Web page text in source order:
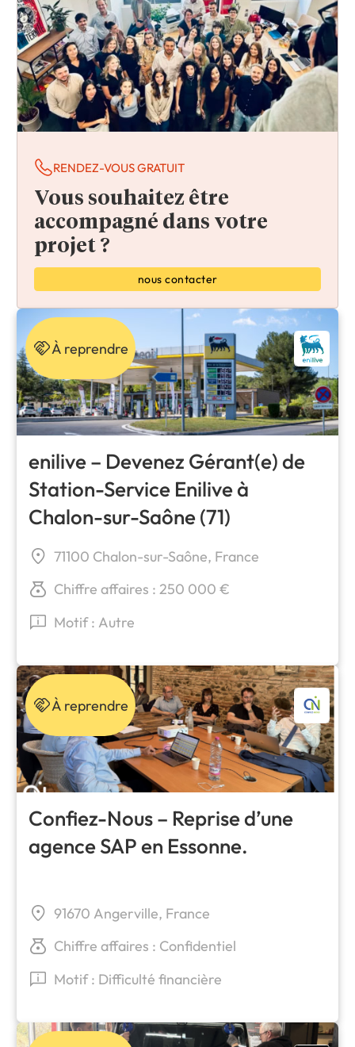
RENDEZ-VOUS GRATUIT
Vous souhaitez être
accompagné dans votre
projet ?
nous contacter
À reprendre
enilive – Devenez Gérant(e) de
Station-Service Enilive à
Chalon-sur-Saône (71)
71100 Chalon-sur-Saône, France
Chiffre affaires : 250 000 €
Motif : Autre
À reprendre
Confiez-Nous – Reprise d’une
agence SAP en Essonne.
91670 Angerville, France
Chiffre affaires : Confidentiel
Motif : Difficulté financière